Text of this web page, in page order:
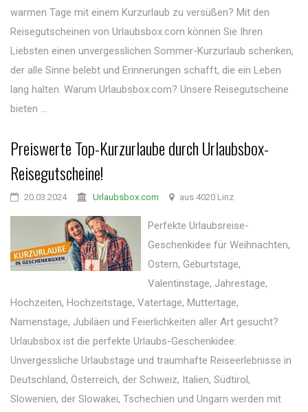
warmen Tage mit einem Kurzurlaub zu versüßen? Mit den
Reisegutscheinen von Urlaubsbox.com können Sie Ihren
Liebsten einen unvergesslichen Sommer-Kurzurlaub schenken,
der alle Sinne belebt und Erinnerungen schafft, die ein Leben
lang halten. Warum Urlaubsbox.com? Unsere Reisegutscheine
bieten ...
Preiswerte Top-Kurzurlaube durch Urlaubsbox-
Reisegutscheine!
20.03.2024 Urlaubsbox.com aus 4020 Linz
Perfekte Urlaubsreise-
Geschenkidee für Weihnachten,
Ostern, Geburtstage,
Valentinstage, Jahrestage,
Hochzeiten, Hochzeitstage, Vatertage, Muttertage,
Namenstage, Jubiläen und Feierlichkeiten aller Art gesucht?
Urlaubsbox ist die perfekte Urlaubs-Geschenkidee:
Unvergessliche Urlaubstage und traumhafte Reiseerlebnisse in
Deutschland, Österreich, der Schweiz, Italien, Südtirol,
Slowenien, der Slowakei, Tschechien und Ungarn werden mit